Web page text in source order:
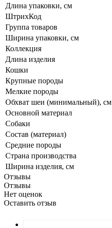
Длина упаковки, см
ШтрихКод
Группа товаров
Ширина упаковки, см
Коллекция
Длина изделия
Кошки
Крупные породы
Мелкие породы
Обхват шеи (минимальный), см
Основной материал
Собаки
Состав (материал)
Средние породы
Страна производства
Ширина изделия, см
Отзывы
Отзывы
Нет оценок
Оставить отзыв